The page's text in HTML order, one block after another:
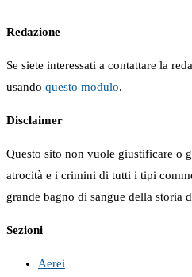
Redazione
Se siete interessati a contattare la
usando questo modulo.
Disclaimer
Questo sito non vuole giustificare o
atrocità e i crimini di tutti i tipi
grande bagno di sangue della storia
Sezioni
Aerei